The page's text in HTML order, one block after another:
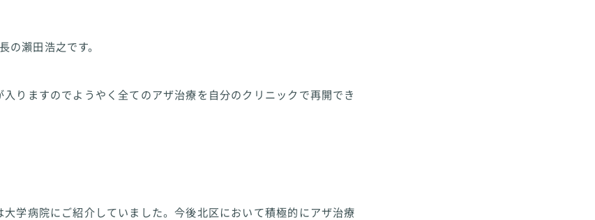
瀨田浩之です。
りますのでようやく全てのアザ治療を自分のクリニックで再開でき
学病院にご紹介していました。今後北区において積極的にアザ治療